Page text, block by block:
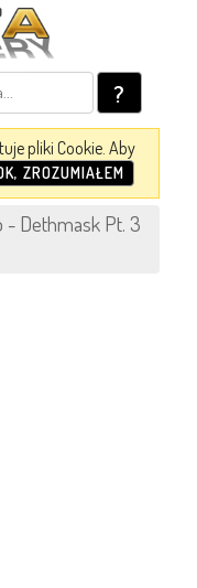
?
pliki Cookie. Aby
ZROZUMIAŁEM
- Dethmask Pt. 3